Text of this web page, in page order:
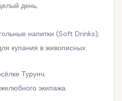
день;
напитки (Soft Drinks);
купания в живописных
Турунч;
экипажа.